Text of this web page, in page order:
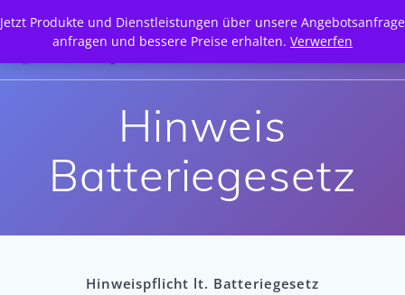
Jetzt Produkte und Dienstleistungen über unsere Angebotsanfrage
anfragen und bessere Preise erhalten. Verwerfen
Inhalt
springen
Hinweis
Batteriegesetz
Hinweispflicht lt. Batteriegesetz